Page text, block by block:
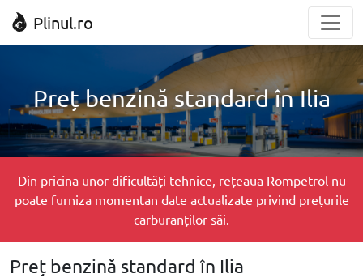
Plinul.ro
Preț benzină standard în Ilia
Din pricina unor dificultăți tehnice, rețeaua Rompetrol nu
poate furniza momentan date actualizate privind prețurile
carburanților săi.
Preț benzină standard în Ilia